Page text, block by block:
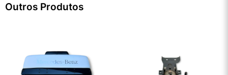
Outros Produtos